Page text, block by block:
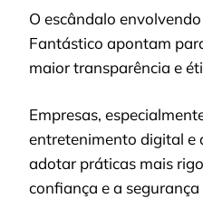
O escândalo
Fantástico apontam
maior transparência e
Empresas,
entretenimento digital e
adotar práticas mais
confiança e a segurança